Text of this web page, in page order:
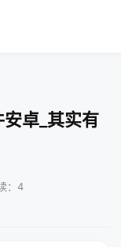
卓_其实有
：4